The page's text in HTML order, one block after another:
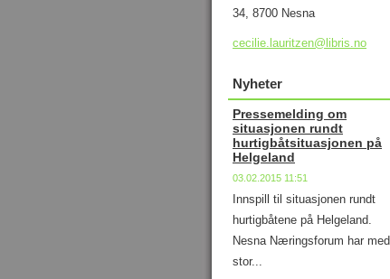
34, 8700 Nesna
cecilie. lauritzen@libris.no
Nyheter
Pressemelding om
situasjonen rundt
hurtigbåtsituasjonen på
Helgeland
03.02.2015 11:51
Innspill til situasjonen rundt
hurtigbåtene på Helgeland.
Nesna Næringsforum har med
stor...